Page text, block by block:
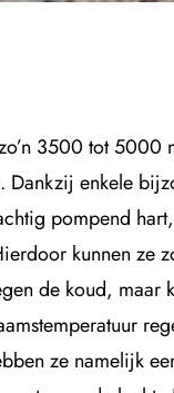
3500 tot 5000
enkele
pompend
kunnen ze
de koud,
ze namelijk